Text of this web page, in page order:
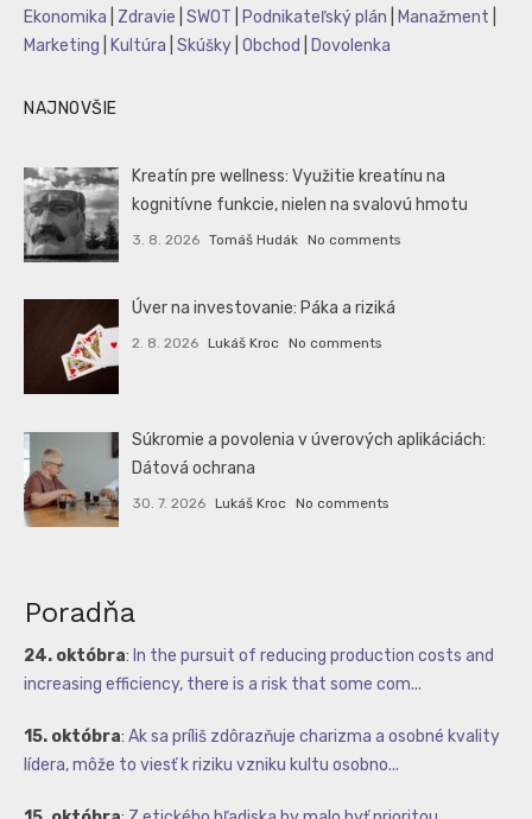
Ekonomika
Zdravie SWOT Podnikateľský plán Manažment
Marketing
Kultúra Skúšky Obchod Dovolenka
NAJNOVŠIE
Kreatín pre wellness: Využitie kreatínu na
kognitívne funkcie, nielen na svalovú hmotu
3. 8. 2026 Tomáš Hudák No comments
Úver na investovanie: Páka a riziká
2. 8. 2026 Lukáš Kroc No comments
Súkromie a povolenia v úverových aplikáciách:
Dátová ochrana
30. 7. 2026 Lukáš Kroc No comments
Poradňa
24. októbra: In the pursuit of reducing production costs and
increasing efficiency, there is a risk that some com...
15. októbra: Ak sa príliš zdôrazňuje charizma a osobné kvality
lídera, môže to viesť k riziku vzniku kultu osobno...